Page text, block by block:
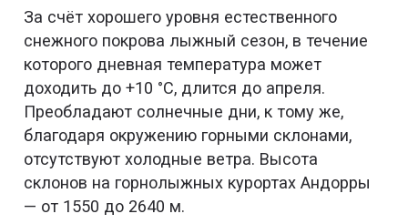
За счёт хорошего уровня естественного
снежного покрова лыжный сезон, в течение
которого дневная температура может
доходить до +10 °C, длится до апреля.
Преобладают солнечные дни, к тому же,
благодаря окружению горными склонами,
отсутствуют холодные ветра. Высота
склонов на горнолыжных курортах Андорры
— от 1550 до 2640 м.